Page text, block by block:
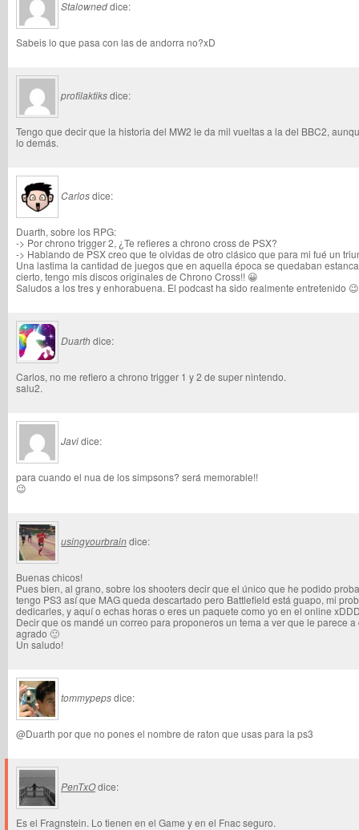
Stalowneddice:
Sabeis lo que pasa con las de andorra no?xD
profilaktiksdice:
Tengo que decir que la historia del MW2 le da mil vueltas a la del BBC2,
lo demás.
Carlosdice:
Duarth, sobre los RPG:
-> Por chrono trigger 2, ¿Te refieres a chrono cross de PSX?
-> Hablando de PSX creo que te olvidas de otro clásico que para mi fué un
Una lastima la cantidad de juegos que en aquella época se quedaban
cierto, tengo mis discos originales de Chrono Cross!! 😀
Saludos a los tres y enhorabuena. El podcast ha sido realmente entretenido 😉
Duarthdice:
Carlos, no me refiero a chrono trigger 1 y 2 de super nintendo.
salu2.
Javidice:
para cuando el nua de los simpsons? será memorable!!
😉
usingyourbraindice:
Buenas chicos!
Pues bien, al grano, sobre los shooters decir que el único que he podido
tengo PS3 así que MAG queda descartado pero Battlefield está guapo, mi
dedicarles, y aquí o echas horas o eres un paquete como yo en el online
Decir que os mandé un correo para proponeros un tema a ver que le parece
agrado 🙂
Un saludo!
tommypepsdice:
@Duarth por que no pones el nombre de raton que usas para la ps3
PenTxOdice:
Es el Fragnstein. Lo tienen en el Game y en el Fnac seguro.